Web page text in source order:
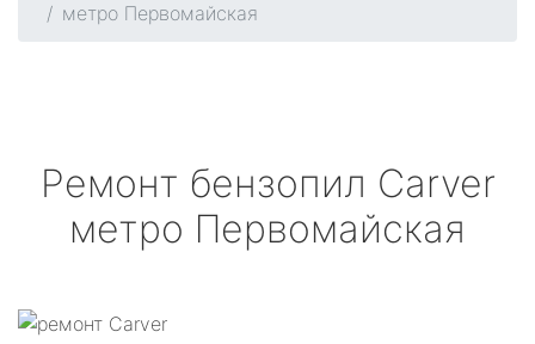
метро Первомайская
Ремонт бензопил Carver
метро Первомайская